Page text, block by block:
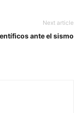
Next article
ante el sismo